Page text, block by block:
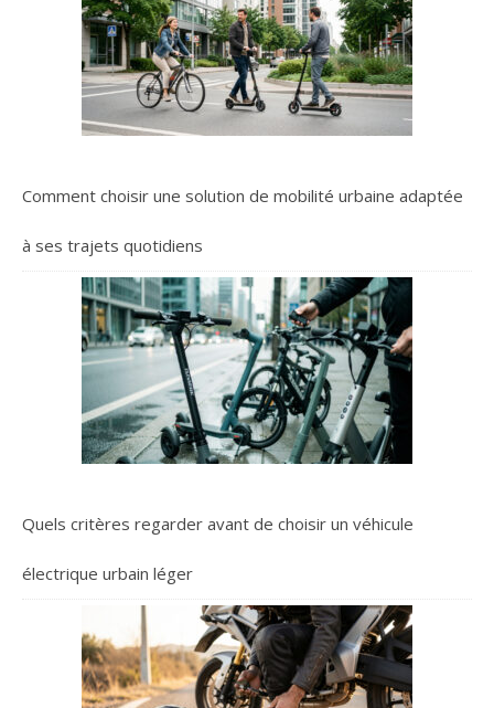
Comment choisir une solution de mobilité urbaine adaptée
à ses trajets quotidiens
Quels critères regarder avant de choisir un véhicule
électrique urbain léger